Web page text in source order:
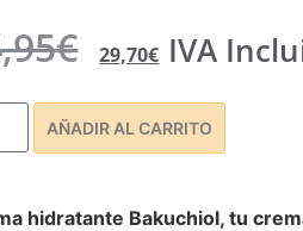
€ 29,70€ IVA
AÑADIR AL CARRITO
hidratante Bakuchiol, tu